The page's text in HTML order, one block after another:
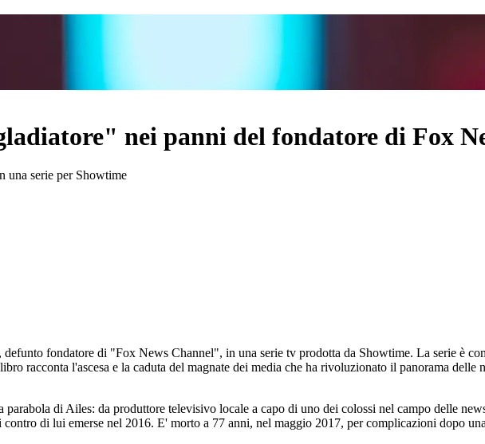
nei panni del fondatore di Fox
una serie per Showtime
, defunto fondatore di "Fox News Channel", in una serie tv prodotta da Showtime. La serie è
racconta l'ascesa e la caduta del magnate dei media che ha rivoluzionato il panorama delle
parabola di Ailes: da produttore televisivo locale a capo di uno dei colossi nel campo delle
contro di lui emerse nel 2016. E' morto a 77 anni, nel maggio 2017, per complicazioni dopo